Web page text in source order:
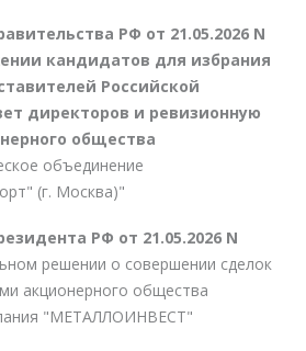
РФ от 21.05.2026 N
кандидатов для избрания
Российской
директоров и ревизионную
общества
объединение
(г. Москва)"
РФ от 21.05.2026 N
решении о совершении сделок
акционерного общества
"МЕТАЛЛОИНВЕСТ"